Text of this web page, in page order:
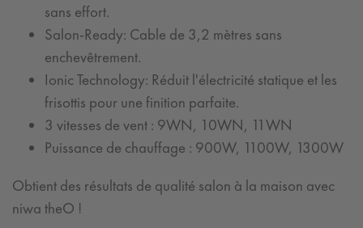
sans effort.
Salon-Ready: Cable de 3,2 mètres sans
enchevêtrement.
Ionic Technology: Réduit l'électricité statique et les
frisottis pour une finition parfaite.
3 vitesses de vent : 9WN, 10WN, 11WN
Puissance de chauffage : 900W, 1100W, 1300W
Obtient des résultats de qualité salon à la maison avec
niwa theO !